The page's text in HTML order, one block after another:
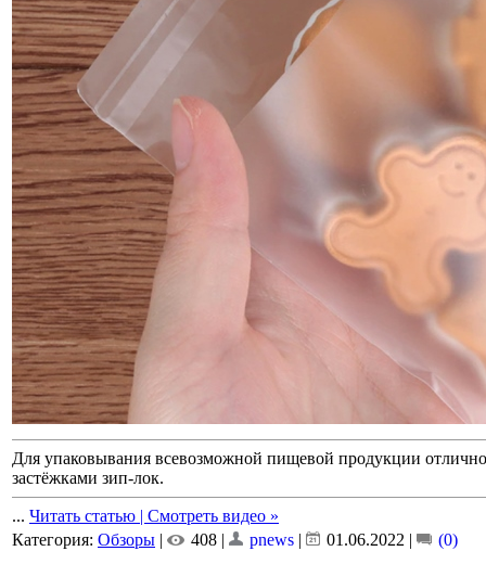
Для упаковывания всевозможной пищевой продукции
застёжками зип-лок.
... Читать статью | Смотреть видео »
Категория: Обзоры | 408 | pnews | 01.06.2022 | (0)